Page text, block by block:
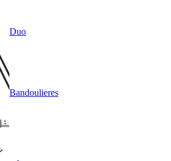
Duo
Bandoulieres